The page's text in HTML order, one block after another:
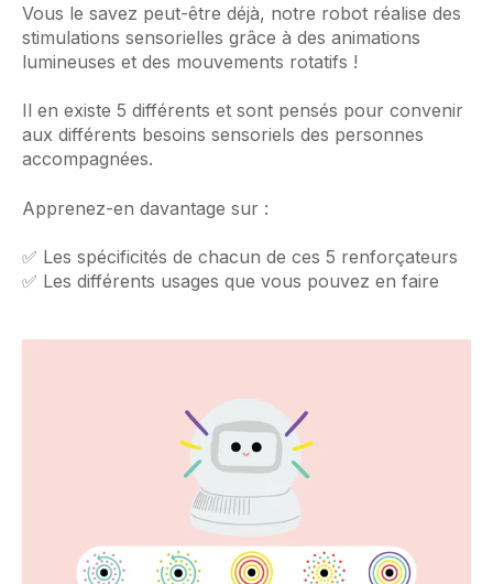
Vous le savez peut-être déjà, notre robot réalise des
stimulations sensorielles grâce à des animations
lumineuses et des mouvements rotatifs !
Il en existe 5 différents et sont pensés pour convenir
aux différents besoins sensoriels des personnes
accompagnées.
Apprenez-en davantage sur :
✅ Les spécificités de chacun de ces 5 renforçateurs
✅ Les différents usages que vous pouvez en faire